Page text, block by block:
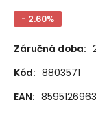
- 2.60%
Záručná doba:
Kód: 8803571
EAN: